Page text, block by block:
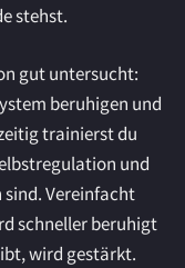
stehst.
gut untersucht:
beruhigen und
trainierst du
und
Vereinfacht
schneller beruhigt
wird gestärkt.